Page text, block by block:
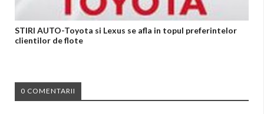
STIRI AUTO-Toyota si Lexus se afla in topul preferintelor
clientilor de flote
0 COMENTARII